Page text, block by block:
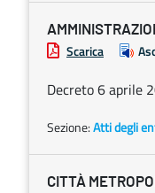
Scarica
Decreto 6 aprile
Sezione:Atti degli
CITTÀ